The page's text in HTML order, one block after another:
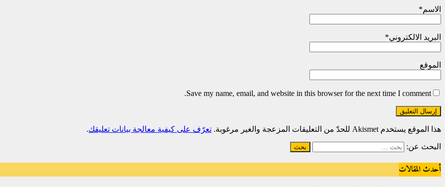
الاسم*
البريد الالكتروني*
الموقع
Save my name, email, and website in this browser for the next time I comment.
هذا الموقع يستخدم Akismet للحدّ من التعليقات المزعجة والغير مرغوبة. تعرّف على كيفية معالجة بيانات تعليقك.
البحث عن:
أحدث المقالات